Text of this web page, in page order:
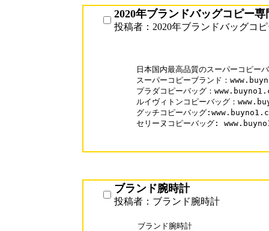
2020年ブランドバッグコピー専
投稿者：2020年ブランドバッグコ
日本国内最高品質のスーパーコピー
スーパーコピーブランド：
プラダコピーバッグ：
ルイヴィトンコピーバッグ：
グッチコピーバッグ
セリーヌコピーバッグ:
ブランド腕時計
投稿者：ブランド腕時計
ブランド腕時計